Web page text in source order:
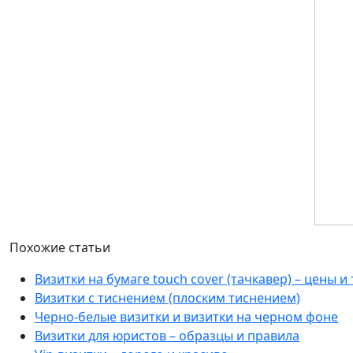
Похожие статьи
Визитки на бумаге touch cover (тачкавер) – цены и
Визитки с тиснением (плоским тиснением)
Черно-белые визитки и визитки на черном фоне
Визитки для юристов – образцы и правила